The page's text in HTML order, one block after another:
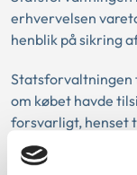
erhvervelsen
henblik på sikring
Statsforvaltningen
om købet havde
forsvarligt, henset
at udgiften var
jordforsyning.